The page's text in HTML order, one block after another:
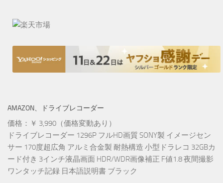
AMAZON、ドライブレコーダー
価格：￥ 3,990（価格変動あり）
ドライブレコーダー 1296P フルHD画質 SONY製 イメージセン
サー 170度超広角 アルミ合金製 耐熱構造 小型ドラレコ 32GBカ
ード付き 3インチ液晶画面 HDR/WDR画像補正 F値1.8 夜間撮影
ワンタッチ記録 日本語説明書 ブラック